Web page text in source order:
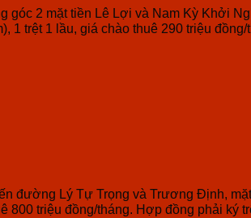
góc 2 mặt tiền Lê Lợi và Nam Kỳ Khởi
1 trệt 1 lầu, giá chào thuê 290 triệu
đường Lý Tự Trọng và Trương Định,
800 triệu đồng/tháng. Hợp đồng phải ký